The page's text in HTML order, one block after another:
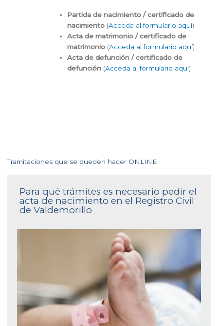
Partida de nacimiento / certificado de
nacimiento (Acceda al formulario aquí)
Acta de matrimonio / certificado de
matrimonio (Acceda al formulario aquí)
Acta de defunción / certificado de
defunción (Acceda al formulario aquí)
Tramitaciones que se pueden hacer ONLINE
Para qué trámites es necesario pedir el
acta de nacimiento en el Registro Civil
de Valdemorillo